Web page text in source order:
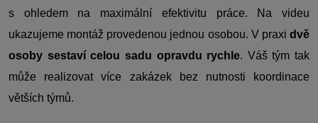
s ohledem na maximální efektivitu práce. Na videu
ukazujeme montáž provedenou jednou osobou. V praxi dvě
osoby sestaví celou sadu opravdu rychle. Váš tým tak
může realizovat více zakázek bez nutnosti koordinace
větších týmů.